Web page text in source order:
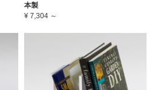
本製
¥ 7,304 ～